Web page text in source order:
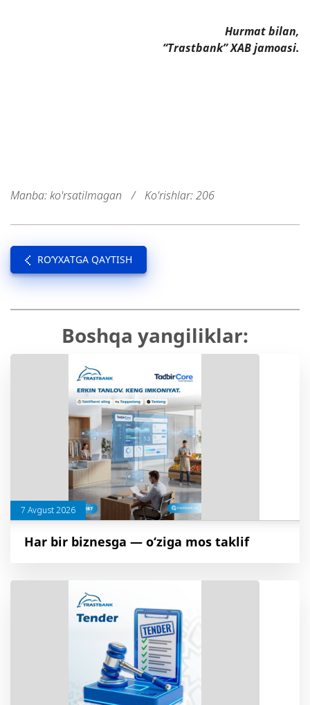
Hurmat bilan,
“Trastbank” XAB jamoasi.
Manba: ko'rsatilmagan / Ko'rishlar: 206
RO’YXATGA QAYTISH
Boshqa yangiliklar:
7 Avgust 2026
Har bir biznesga — o‘ziga mos taklif